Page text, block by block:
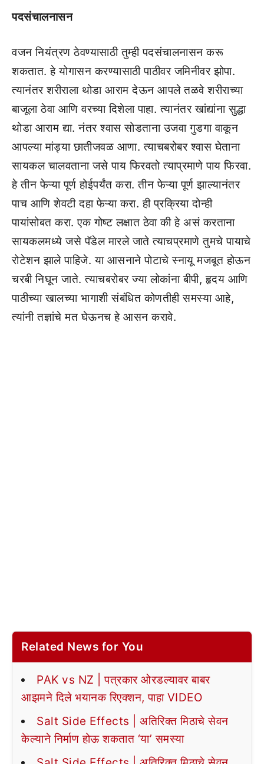
पदसंचालनासन
वजन नियंत्रण ठेवण्यासाठी तुम्ही पदसंचालनासन करू
शकतात. हे योगासन करण्यासाठी पाठीवर जमिनीवर झोपा.
त्यानंतर शरीराला थोडा आराम देऊन आपले तळवे शरीराच्या
बाजूला ठेवा आणि वरच्या दिशेला पाहा. त्यानंतर खांद्यांना सुद्धा
थोडा आराम द्या. नंतर श्वास सोडताना उजवा गुडगा वाकून
आपल्या मांड्या छातीजवळ आणा. त्याचबरोबर श्वास घेताना
सायकल चालवताना जसे पाय फिरवतो त्याप्रमाणे पाय फिरवा.
हे तीन फेऱ्या पूर्ण होईपर्यंत करा. तीन फेऱ्या पूर्ण झाल्यानंतर
पाच आणि शेवटी दहा फेऱ्या करा. ही प्रक्रिया दोन्ही
पायांसोबत करा. एक गोष्ट लक्षात ठेवा की हे असं करताना
सायकलमध्ये जसे पॅडेल मारले जाते त्याचप्रमाणे तुमचे पायाचे
रोटेशन झाले पाहिजे. या आसनाने पोटाचे स्नायू मजबूत होऊन
चरबी निघून जाते. त्याचबरोबर ज्या लोकांना बीपी, हृदय आणि
पाठीच्या खालच्या भागाशी संबंधित कोणतीही समस्या आहे,
त्यांनी तज्ञांचे मत घेऊनच हे आसन करावे.
Related News for You
PAK vs NZ | पत्रकार ओरडल्यावर बाबर
आझमने दिले भयानक रिएक्शन, पाहा VIDEO
Salt Side Effects | अतिरिक्त मिठाचे सेवन
केल्याने निर्माण होऊ शकतात ‘या’ समस्या